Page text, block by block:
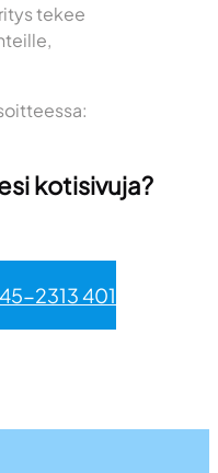
tekee
kotisivuja?
2313 401